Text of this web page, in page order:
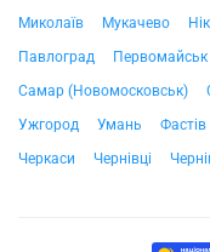
Миколаїв
Мукачево
Павлоград
Первомайськ
Самар (Новомосковськ)
Ужгород
Умань Фастів
Черкаси
Чернівці